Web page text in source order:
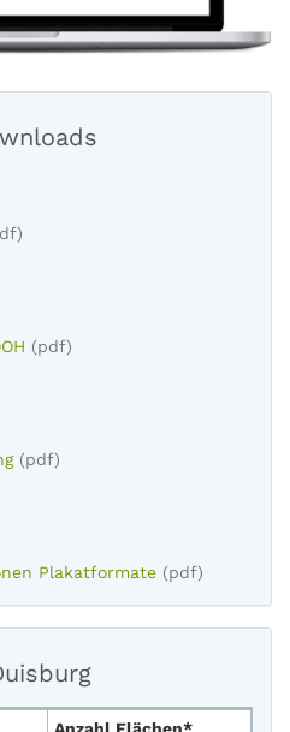
(pdf)
(pdf)
Plakatformate (pdf)
Anzahl Flächen*